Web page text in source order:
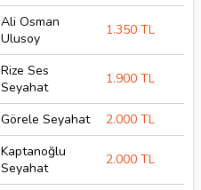
Ali Osman
Ulusoy
1.350 TL
Rize Ses
Seyahat
1.900 TL
Görele Seyahat 2.000 TL
Kaptanoğlu
Seyahat
2.000 TL